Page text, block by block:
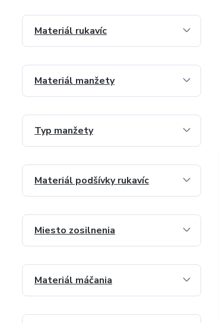
Materiál rukavíc
Materiál manžety
Typ manžety
Materiál podšívky rukavíc
Miesto zosilnenia
Materiál máčania